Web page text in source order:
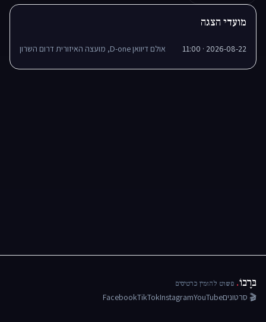
מועדי הצגה
2026-08-22 · 11:00 אולם דיוואן D-one, מועצה האיזורית דרום השרון
בּרָבוֹ. פשוט להזמין כרטיסים
🎬 סרטוניםYouTube
Instagram
TikTok
Facebook